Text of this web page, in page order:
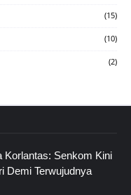
(15)
(10)
(2)
Korlantas: Senkom Kini
Demi Terwujudnya